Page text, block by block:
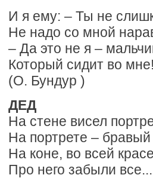
И я ему: – Ты не
Не надо со мной
– Да это не я –
Который сидит во мне!
(О. Бундур )
ДЕД
На стене висел
На портрете –
На коне, во всей
Про него забыли все...